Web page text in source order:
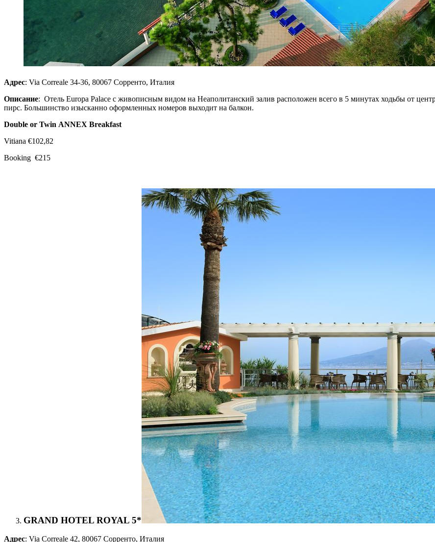
Адрес: Via Correale 34-36, 80067 Сорренто, Италия
Описание: Отель Europa Palace с живописным видом на Неаполитанский залив расположен всего в 5 минутах ходьбы от
пирс. Большинство изысканно оформленных номеров выходит на балкон.
Double or Twin ANNEX Breakfast
Vitiana €102,82
Booking €215
GRAND HOTEL ROYAL 5*
Адрес: Via Correale 42, 80067 Сорренто, Италия